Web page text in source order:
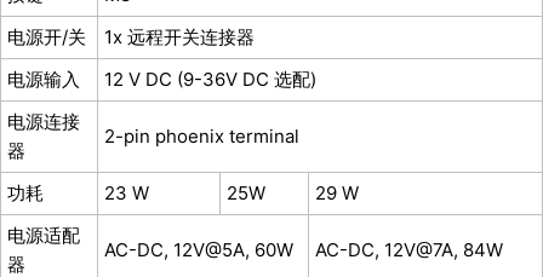
电源开/关
1x 远程开关连接器
电源输入
12 V DC (9-36V DC 选配)
电源连接
器
2-pin phoenix terminal
功耗 23 W 25W
29 W
电源适配
器
AC-DC, 12V@5A, 60W AC-DC, 12V@7A, 84W